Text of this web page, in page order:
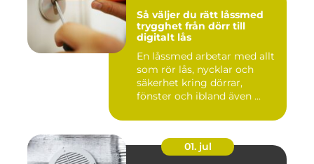
Så väljer du rätt låssmed
trygghet från dörr till
digitalt lås
En låssmed arbetar med allt
som rör lås, nycklar och
säkerhet kring dörrar,
fönster och ibland även ...
01. jul